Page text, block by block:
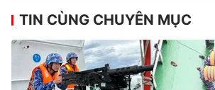
TIN CÙNG CHUYÊN MỤC